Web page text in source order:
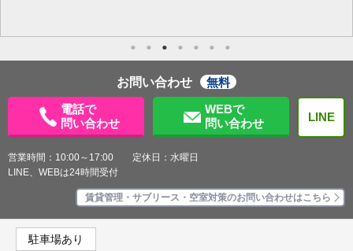
お問い合わせ
無料
電話で
問い合わせ
WEBで
問い合わせ
LINE
営業時間：10:00～17:00 定休日：水曜日
LINE、WEBは24時間受付
賃貸管理・サブリース・空室対策のお問い合わせはこちら
駐車場あり